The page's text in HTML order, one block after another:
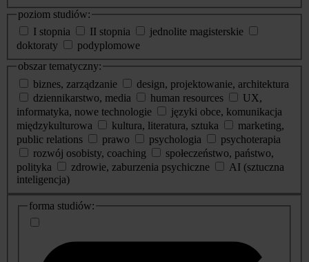
poziom studiów:
I stopnia
II stopnia
jednolite magisterskie
doktoraty
podyplomowe
obszar tematyczny:
biznes, zarządzanie
design, projektowanie, architektura
dziennikarstwo, media
human resources
UX,
informatyka, nowe technologie
języki obce, komunikacja
międzykulturowa
kultura, literatura, sztuka
marketing,
public relations
prawo psychologia
psychoterapia
rozwój osobisty, coaching
społeczeństwo, państwo,
polityka
zdrowie, zaburzenia psychiczne
AI (sztuczna
inteligencja)
dodatkowe
informacje
forma studiów: